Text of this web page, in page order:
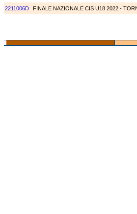
2211006D
FINALE NAZIONALE CIS U18 2022 -